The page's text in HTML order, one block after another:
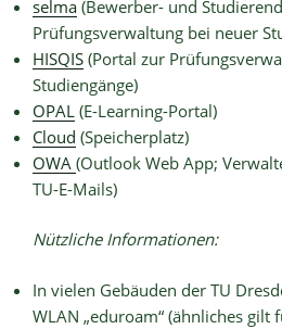
selma (Bewerber- und
Prüfungsverwaltung bei neuer
HISQIS (Portal zur
Studiengänge)
OPAL (E-Learning-Portal)
Cloud (Speicherplatz)
OWA (Outlook Web App;
TU-E-Mails)
Nützliche Informationen:
In vielen Gebäuden der TU
WLAN „eduroam“ (ähnliches gilt